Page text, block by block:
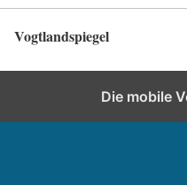
Vogtlandspiegel
Die mobile